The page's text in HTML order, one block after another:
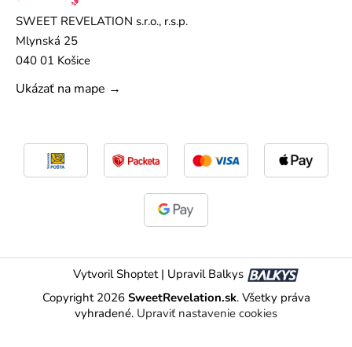
SWEET REVELATION s.r.o., r.s.p.
Mlynská 25
040 01 Košice
Ukázať na mape →
Vytvoril Shoptet | Upravil Balkys
Copyright 2026 SweetRevelation.sk. Všetky práva
vyhradené. Upraviť nastavenie cookies